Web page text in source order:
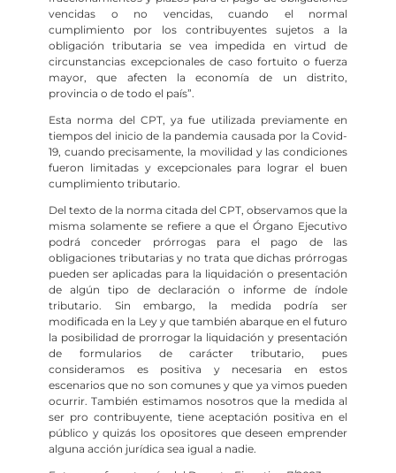
vencidas o no vencidas, cuando el normal
cumplimiento por los contribuyentes sujetos a la
obligación tributaria se vea impedida en virtud de
circunstancias excepcionales de caso fortuito o fuerza
mayor, que afecten la economía de un distrito,
provincia o de todo el país”.
Esta norma del CPT, ya fue utilizada previamente en
tiempos del inicio de la pandemia causada por la Covid-
19, cuando precisamente, la movilidad y las condiciones
fueron limitadas y excepcionales para lograr el buen
cumplimiento tributario.
Del texto de la norma citada del CPT, observamos que la
misma solamente se refiere a que el Órgano Ejecutivo
podrá conceder prórrogas para el pago de las
obligaciones tributarias y no trata que dichas prórrogas
pueden ser aplicadas para la liquidación o presentación
de algún tipo de declaración o informe de índole
tributario. Sin embargo, la medida podría ser
modificada en la Ley y que también abarque en el futuro
la posibilidad de prorrogar la liquidación y presentación
de formularios de carácter tributario, pues
consideramos es positiva y necesaria en estos
escenarios que no son comunes y que ya vimos pueden
ocurrir. También estimamos nosotros que la medida al
ser pro contribuyente, tiene aceptación positiva en el
público y quizás los opositores que deseen emprender
alguna acción jurídica sea igual a nadie.